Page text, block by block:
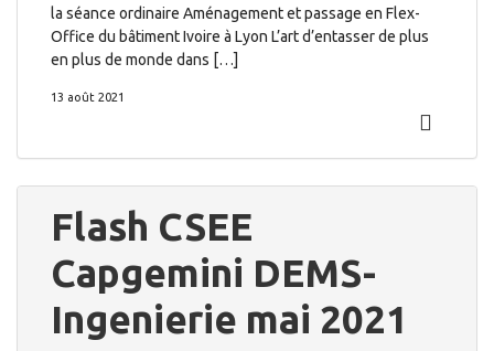
la séance ordinaire Aménagement et passage en Flex-
Office du bâtiment Ivoire à Lyon L’art d’entasser de plus
en plus de monde dans […]
13 août 2021
Flash CSEE
Capgemini DEMS-
Ingenierie mai 2021